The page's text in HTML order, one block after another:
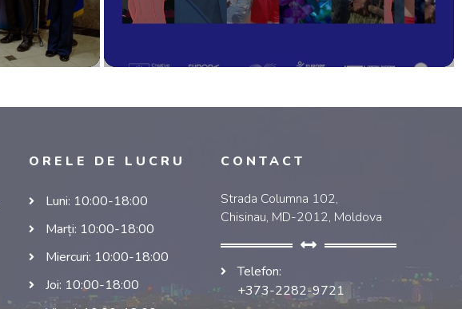
ORELE DE LUCRU
Luni: 10:00-18:00
Marți: 10:00-18:00
Miercuri: 10:00-18:00
Joi: 10:00-18:00
CONTACT
Strada Columna 102,
Chisinau, MD-2012, Moldova
Telefon:
+373-2282-9721